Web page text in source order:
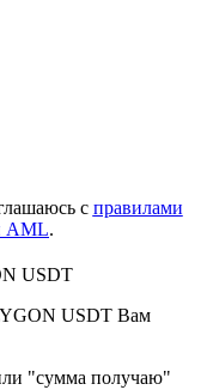
с правилами
AML.
USDT
USDT Вам
"сумма получаю"